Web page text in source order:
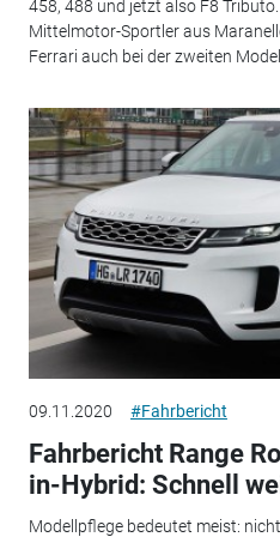
458, 488 und jetzt also F8
Mittelmotor-Sportler aus
Ferrari auch bei der zweiten
09.11.2020 #Fahrbericht
Fahrbericht Range
in-Hybrid: Schnell
Modellpflege bedeutet meist: